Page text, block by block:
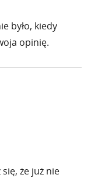
było, kiedy
opinię.
że już nie